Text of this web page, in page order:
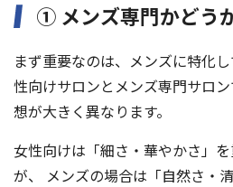
① メンズ専門かどう
まず重要なのは、メンズに特化
性向けサロンとメンズ専門サロ
想が大きく異なります。
女性向けは「細さ・華やかさ」
が、 メンズの場合は「自然さ・